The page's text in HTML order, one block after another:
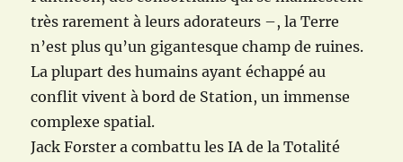
très rarement à leurs adorateurs –, la Terre
n’est plus qu’un gigantesque champ de ruines.
La plupart des humains ayant échappé au
conflit vivent à bord de Station, un immense
complexe spatial.
Jack Forster a combattu les IA de la Totalité